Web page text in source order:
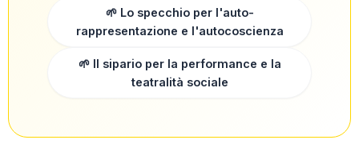
🌱 Lo specchio per l'auto-
rappresentazione e l'autocoscienza
🌱 Il sipario per la performance e la
teatralità sociale